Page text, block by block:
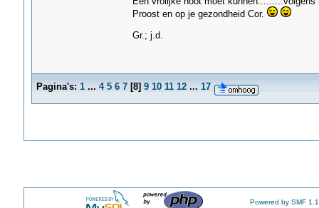
Proost en op je gezondheid Cor.
Gr.; j.d.
Pagina's: 1 ... 4 5 6 7[8] 9 10 11 12 ... 17
Powered by SMF